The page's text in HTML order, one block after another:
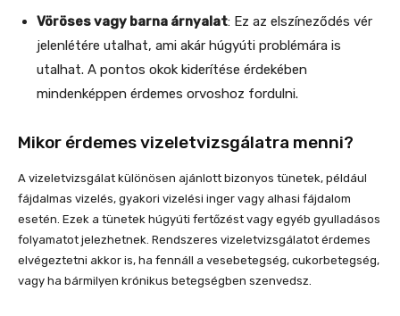
Vöröses vagy barna árnyalat: Ez az elszíneződés vér
jelenlétére utalhat, ami akár húgyúti problémára is
utalhat. A pontos okok kiderítése érdekében
mindenképpen érdemes orvoshoz fordulni.
Mikor érdemes vizeletvizsgálatra menni?
A vizeletvizsgálat különösen ajánlott bizonyos tünetek, például
fájdalmas vizelés, gyakori vizelési inger vagy alhasi fájdalom
esetén. Ezek a tünetek húgyúti fertőzést vagy egyéb gyulladásos
folyamatot jelezhetnek. Rendszeres vizeletvizsgálatot érdemes
elvégeztetni akkor is, ha fennáll a vesebetegség, cukorbetegség,
vagy ha bármilyen krónikus betegségben szenvedsz.